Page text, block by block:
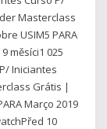
Masterclass
USIM5 PARA
měsíci1 025
Iniciantes
Grátis |
Março 2019
10